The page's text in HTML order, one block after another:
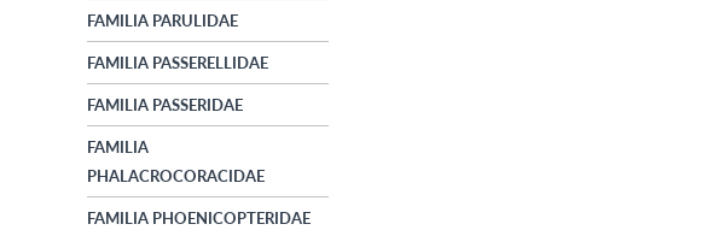
FAMILIA PARULIDAE
FAMILIA PASSERELLIDAE
FAMILIA PASSERIDAE
FAMILIA
PHALACROCORACIDAE
FAMILIA PHOENICOPTERIDAE